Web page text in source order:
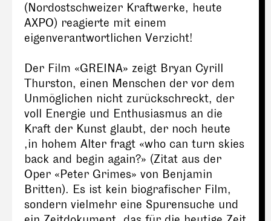
(Nordostschweizer Kraftwerke, heute
AXPO) reagierte mit einem
eigenverantwortlichen Verzicht!
Der Film «GREINA» zeigt Bryan Cyrill
Thurston, einen Menschen der vor dem
Unmöglichen nicht zurückschreckt, der
voll Energie und Enthusiasmus an die
Kraft der Kunst glaubt, der noch heute
,in hohem Alter fragt «who can turn skies
back and begin again?» (Zitat aus der
Oper «Peter Grimes» von Benjamin
Britten). Es ist kein biografischer Film,
sondern vielmehr eine Spurensuche und